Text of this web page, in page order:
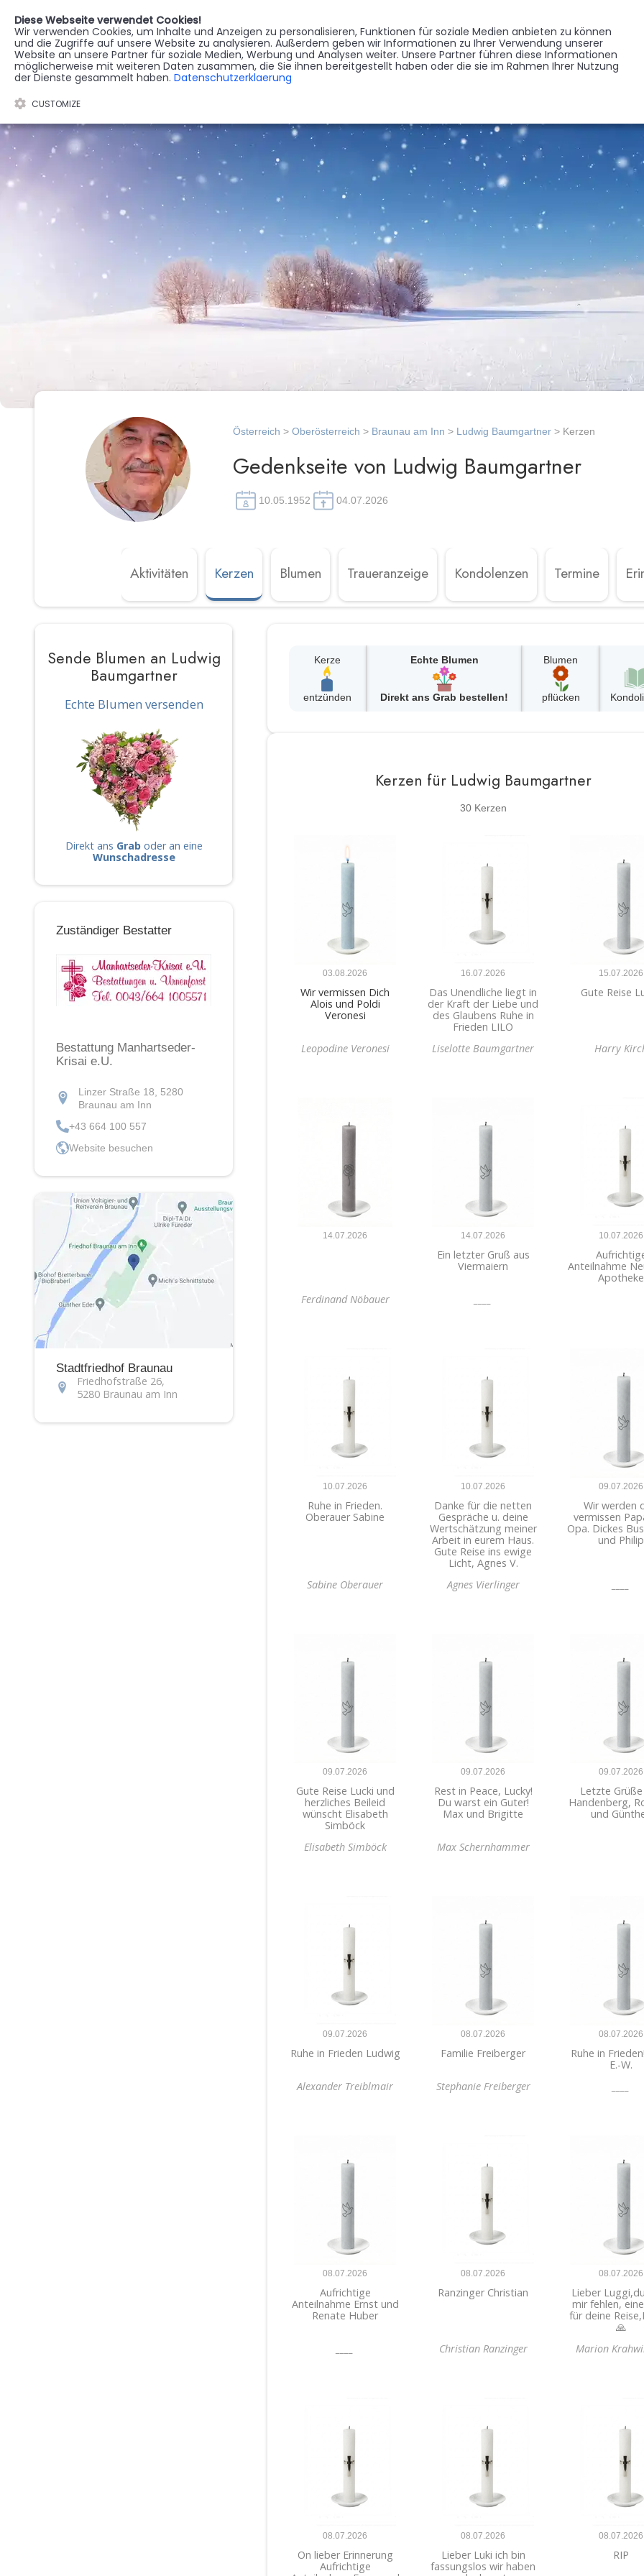
STERBEREGISTER GEDENKSEITEN
BRANCHENREGISTER
FORUM
Österreich > Oberösterreich > Braunau am Inn > Ludwig Baumgartner > Kerzen
Gedenkseite von Ludwig Baumgartner
10.05.1952 04.07.2026
Aktivitäten Kerzen Blumen Traueranzeige Kondolenzen Termine
Sende Blumen an Ludwig
Baumgartner
Echte Blumen versenden
Direkt ans Graboder an eine
Wunschadresse
Zuständiger Bestatter
Bestattung Manhartseder-
Krisai e.U.
Linzer Straße 18, 5280
Braunau am Inn
+43 664 100 557
Website besuchen
Stadtfriedhof Braunau
Friedhofstraße 26,
5280 Braunau am Inn
Kerze
entzünden
Echte Blumen
Direkt ans Grab bestellen!
Blumen
pflücken
Kerzen für Ludwig Baumgartner
30 Kerzen
03.08.2026
Wir vermissen Dich
Alois und Poldi
Veronesi
Leopodine Veronesi
16.07.2026
Das Unendliche liegt in
der Kraft der Liebe und
des Glaubens Ruhe in
Frieden LILO
Liselotte Baumgartner
15.07.2026
Gute Reise
Harry
14.07.2026
Ferdinand Nöbauer
14.07.2026
Ein letzter Gruß aus
Viermaiern
10.07.2026
Anteilnahme
Apotheke
10.07.2026
Ruhe in Frieden.
Oberauer Sabine
Sabine Oberauer
10.07.2026
Danke für die netten
Gespräche u. deine
Wertschätzung meiner
Arbeit in eurem Haus.
Gute Reise ins ewige
Licht, Agnes V.
Agnes Vierlinger
09.07.2026
Wir werden
vermissen
Opa. Dickes
und Philip
09.07.2026
Gute Reise Lucki und
herzliches Beileid
wünscht Elisabeth
Simböck
Elisabeth Simböck
09.07.2026
Rest in Peace, Lucky!
Du warst ein Guter!
Max und Brigitte
Max Schernhammer
09.07.2026
Letzte Grüße
Handenberg,
und
09.07.2026
Ruhe in Frieden Ludwig
Alexander Treiblmair
08.07.2026
Familie Freiberger
Stephanie Freiberger
08.07.2026
Ruhe in
E.-W.
08.07.2026
Aufrichtige
Anteilnahme Ernst und
Renate Huber
08.07.2026
Ranzinger Christian
Christian Ranzinger
08.07.2026
Lieber
mir fehlen,
für deine
🙏
Marion
08.07.2026
On lieber Erinnerung
Aufrichtige
08.07.2026
Lieber Luki ich bin
fassungslos wir haben
08.07.2026
RIP
Diese Webseite verwendet Cookies!
Wir verwenden Cookies, um Inhalte und Anzeigen zu personalisieren, Funktionen für soziale Medien anbieten zu können
und die Zugriffe auf unsere Website zu analysieren. Außerdem geben wir Informationen zu Ihrer Verwendung unserer
Website an unsere Partner für soziale Medien, Werbung und Analysen weiter. Unsere Partner führen diese Informationen
möglicherweise mit weiteren Daten zusammen, die Sie ihnen bereitgestellt haben oder die sie im Rahmen Ihrer Nutzung
der Dienste gesammelt haben. Datenschutzerklaerung
CUSTOMIZE